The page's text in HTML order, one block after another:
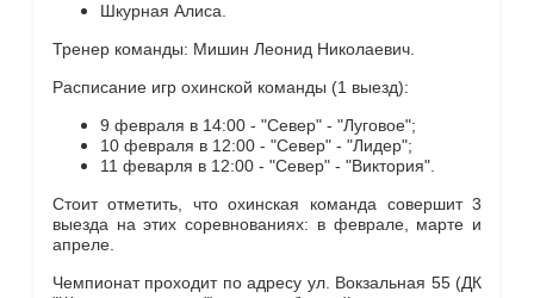
Шкурная Алиса.
Тренер команды: Мишин Леонид Николаевич.
Расписание игр охинской команды (1 выезд):
9 февраля в 14:00 - "Север" - "Луговое";
10 февраля в 12:00 - "Север" - "Лидер";
11 феварля в 12:00 - "Север" - "Виктория".
Стоит отметить, что охинская команда совершит 3
выезда на этих соревнованиях: в феврале, марте и
апреле.
Чемпионат проходит по адресу ул. Вокзальная 55 (ДК